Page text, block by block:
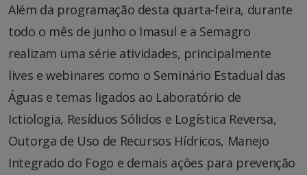
Além da programação desta quarta-feira, durante
todo o mês de junho o Imasul e a Semagro
realizam uma série atividades, principalmente
lives e webinares como o Seminário Estadual das
Águas e temas ligados ao Laboratório de
Ictiologia, Resíduos Sólidos e Logística Reversa,
Outorga de Uso de Recursos Hídricos, Manejo
Integrado do Fogo e demais ações para prevenção